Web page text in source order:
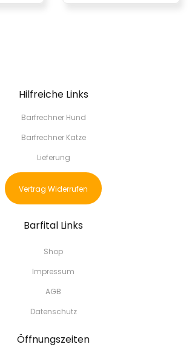
Hilfreiche Links
Barfrechner Hund
Barfrechner Katze
Lieferung
Vertrag Widerrufen
Barfital Links
Shop
Impressum
AGB
Datenschutz
Öffnungszeiten